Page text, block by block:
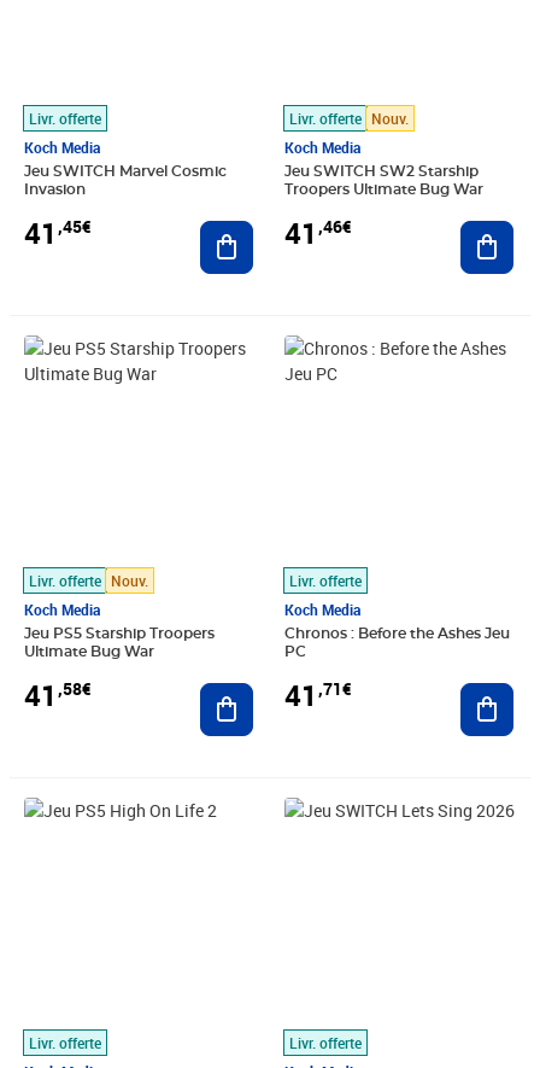
Livr. offerte
Koch Media
Jeu SWITCH Marvel Cosmic
Invasion
41 ,45€ Ajouter au panier
Livr. offerte Nouv.
Koch Media
Jeu SWITCH SW2 Starship
Troopers Ultimate Bug War
41 ,46€
Livr. offerte Nouv.
Koch Media
Jeu PS5 Starship Troopers
Ultimate Bug War
41 ,58€
Prix 41,58€
Ajouter au panier
Livr. offerte
Koch Media
Chronos : Before the Ashes Jeu
PC
41 ,71€
Prix 41,71€
Livr. offerte
Prix 41,87€
Livr. offerte
Prix 41,91€